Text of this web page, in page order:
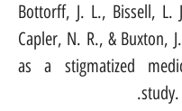
Bottorff, J. L., Bissell, L.
Capler, N. R., & Buxton,
as a stigmatized
study.